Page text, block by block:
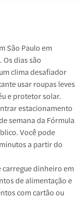
São Paulo em
dias são
clima desafiador
usar roupas leves
e protetor solar.
estacionamento
semana da Fórmula
Você pode
a partir do
carregue dinheiro em
de alimentação e
com cartão ou